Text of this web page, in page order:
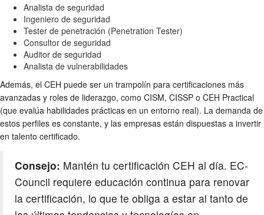
Analista de seguridad
Ingeniero de seguridad
Tester de penetración (Penetration Tester)
Consultor de seguridad
Auditor de seguridad
Analista de vulnerabilidades
Además, el CEH puede ser un trampolín para certificaciones más
avanzadas y roles de liderazgo, como CISM, CISSP o CEH Practical
(que evalúa habilidades prácticas en un entorno real). La demanda de
estos perfiles es constante, y las empresas están dispuestas a invertir
en talento certificado.
Consejo: Mantén tu certificación CEH al día. EC-
Council requiere educación continua para renovar
la certificación, lo que te obliga a estar al tanto de